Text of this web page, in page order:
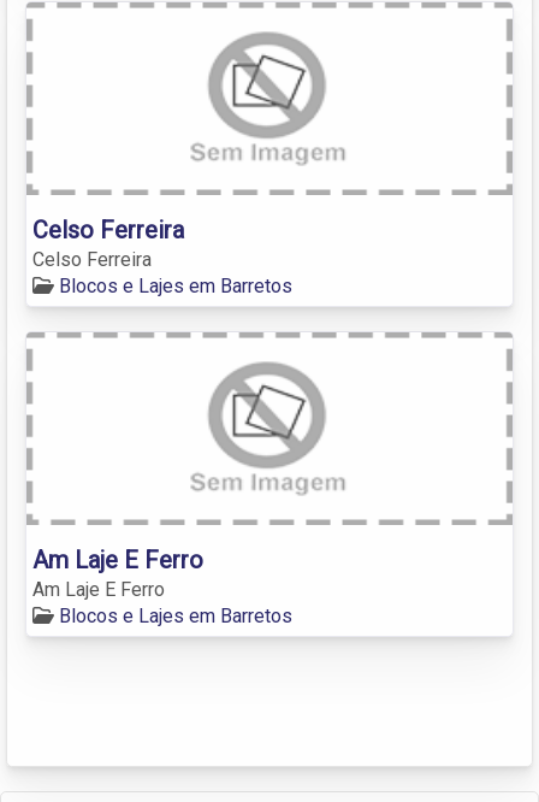
Celso Ferreira
Celso Ferreira
Blocos e Lajes em Barretos
Am Laje E Ferro
Am Laje E Ferro
Blocos e Lajes em Barretos